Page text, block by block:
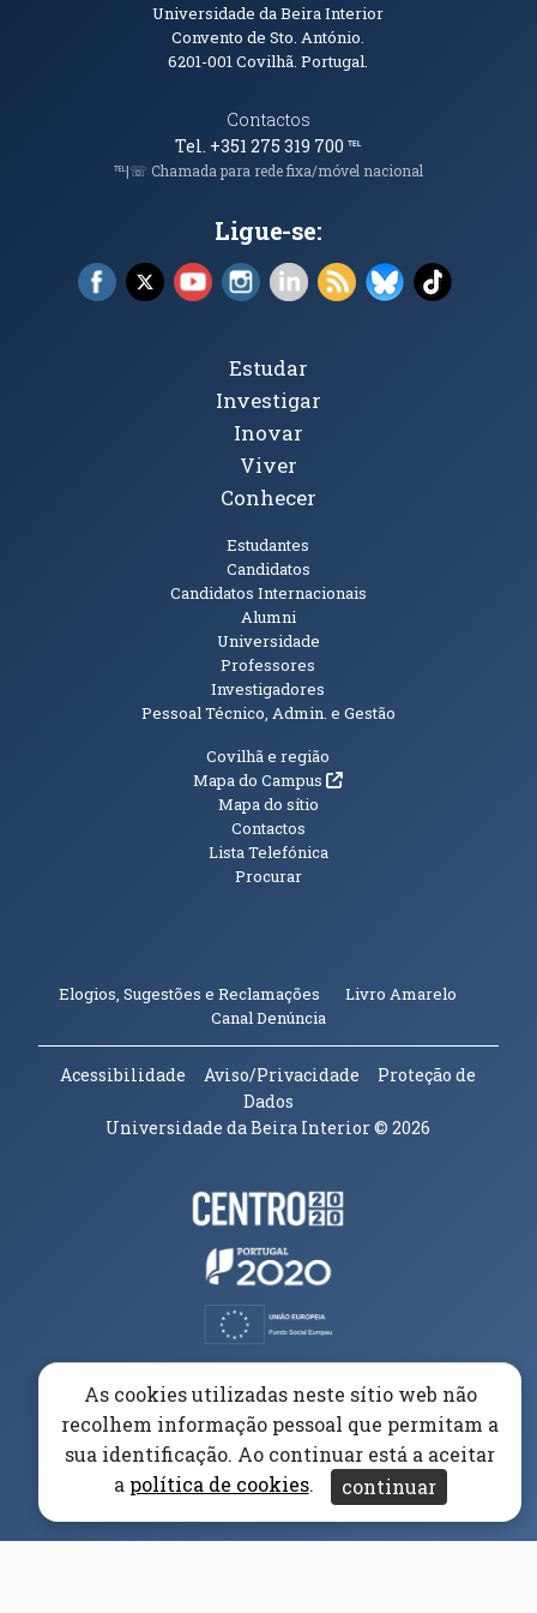
Informações de Contacto
Universidade da Beira Interior
Convento de Sto. António.
6201-001Covilhã. Portugal.
Contactos
Tel. +351 275 319 700℡
℡|☏ Chamada para rede fixa/móvel nacional
Ligue-se:
Facebook (abre em nova janela)
X (abre em nova janela)
YouTube (abre em nova janela)
Instagram (abre em nova janela)
LinkedIn (abre em nova
RSS (abre em nova
Bluesky (abre
TikTok
Tópicos Principais
Estudar
Investigar
Inovar
Viver
Conhecer
Estudantes
Candidatos
Candidatos Internacionais
Alumni
Universidade
Professores
Investigadores
Pessoal Técnico, Admin. e Gestão
Informações Adicionais
Covilhã e região
Mapa do Campus(abre em nova janela)
Mapa do sítio
Contactos
Lista Telefónica
Procurar
Elogios, Sugestões e Reclamações Livro Amarelo
Canal Denúncia(abre em nova janela)
Acessibilidade Aviso/Privacidade
Proteção de
Dados
Universidade da Beira Interior© 2026
Parceiros e Financiadores
(abre em nova janela)
(abre em nova janela)
As cookies utilizadas neste sítio web não
recolhem informação pessoal que permitam a
sua identificação. Ao continuar está a aceitar
a política de cookies. continuar